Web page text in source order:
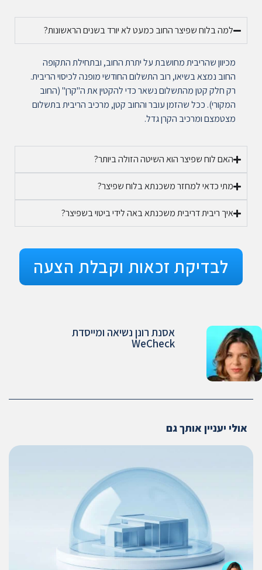
למה בלוח שפיצר החוב כמעט לא יורד בשנים הראשונות?
מכיוון שהריבית מחושבת על יתרת החוב, ובתחילת התקופה
החוב נמצא בשיאו, רוב התשלום החודשי מופנה לכיסוי הריבית.
רק חלק קטן מהתשלום נשאר כדי להקטין את ה"קרן" (החוב
המקורי). ככל שהזמן עובר והחוב קטן, מרכיב הריבית בתשלום
מצטמצם ומרכיב הקרן גדל.
האם לוח שפיצר הוא השיטה הזולה ביותר?
מתי כדאי למחזר משכנתא בלוח שפיצר?
איך ריבית דריבית משכנתא באה לידי ביטוי בשפיצר?
לבדיקת זכאות וקבלת הצעה
אסנת רונן נשיאה ומייסדת
WeCheck
אולי יעניין אותך גם